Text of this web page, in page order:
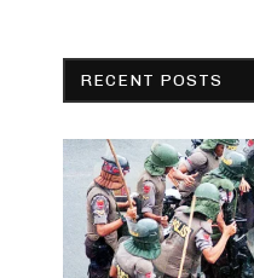
RECENT POSTS